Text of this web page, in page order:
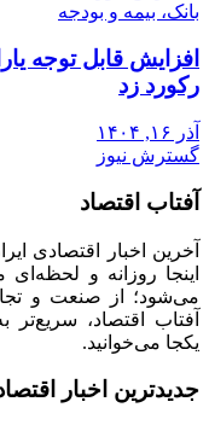
بانک، بیمه و بودجه
رکورد زد
آذر ۱۶, ۱۴۰۴
گسترش نیوز
آفتاب اقتصاد
آخرین اخبار اقتصادی
اینجا روزانه و
می‌شود؛ از صنعت و
آفتاب اقتصاد، سریع‌تر
یکجا می‌خوانید.
جدیدترین اخبار